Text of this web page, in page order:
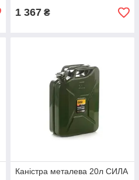
1 367 ₴
Каністра металева 20л СИЛА